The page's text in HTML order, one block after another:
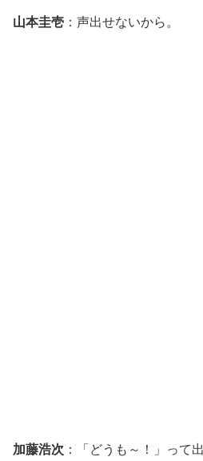
山本圭壱 ：声出せないから。
加藤浩次 ：「どうも～！」って